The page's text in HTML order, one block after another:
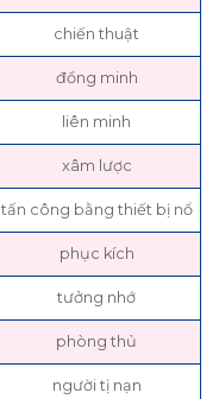
chiến thuật
đồng minh
liên minh
xâm lược
tấn công bằng thiết bị nổ
phục kích
tưởng nhớ
phòng thủ
người tị nạn